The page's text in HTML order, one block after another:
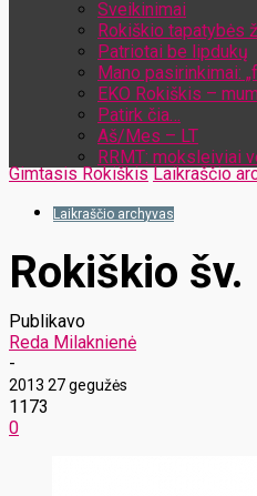
Sveikinimai
Rokiškio tapatybės
Patriotai be lipdukų
Mano pasirinkimai:
EKO Rokiškis –
Patirk čia…
Aš/Mes – LT
RRMT: moksleiviai
Gimtasis Rokiškis Laikraščio
Laikraščio archyvas
Rokiškio
Publikavo
Reda Milaknienė
-
2013 27 gegužės
1173
0